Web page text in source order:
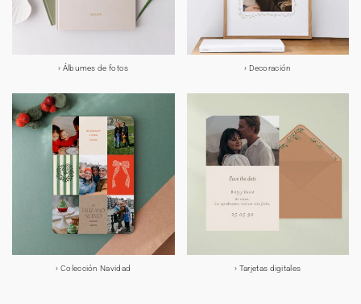
Álbumes de fotos Decoración
Colección Navidad Tarjetas digitales